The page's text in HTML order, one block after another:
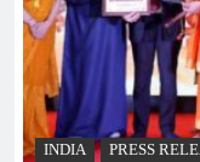
INDIA PRESS